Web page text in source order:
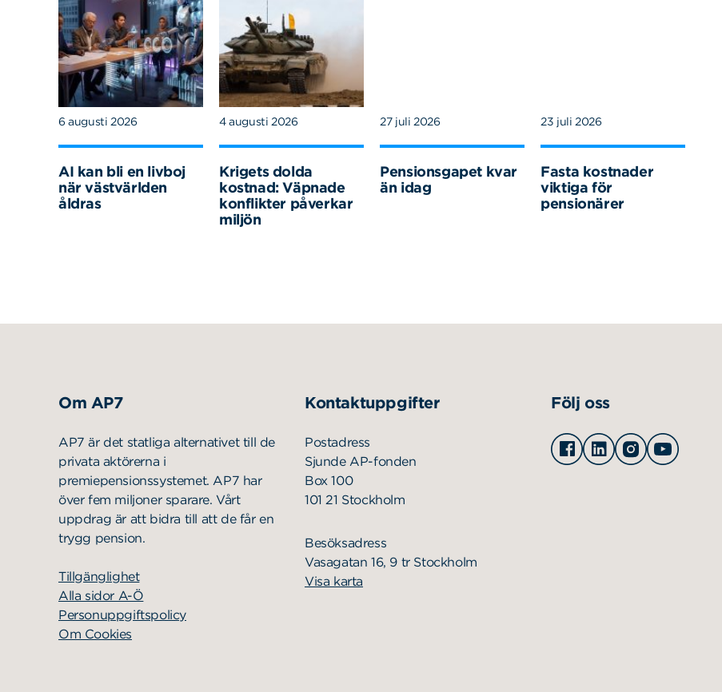
6 augusti 2026
AI kan bli en livboj
när västvärlden
åldras
4 augusti 2026
Krigets dolda
kostnad: Väpnade
konflikter påverkar
miljön
27 juli 2026
Pensionsgapet kvar
än idag
23 juli 2026
Fasta kostnader
viktiga för
pensionärer
Om AP7
AP7 är det statliga alternativet till de
privata aktörerna i
premiepensionssystemet. AP7 har
över fem miljoner sparare. Vårt
uppdrag är att bidra till att de får en
trygg pension.
Tillgänglighet
Alla sidor A-Ö
Personuppgiftspolicy
Om Cookies
Kontaktuppgifter
Postadress
Sjunde AP-fonden
Box 100
101 21 Stockholm
Besöksadress
Vasagatan 16, 9 tr Stockholm
Visa karta
Följ oss
Facebook
LinkedinInstagramYoutube